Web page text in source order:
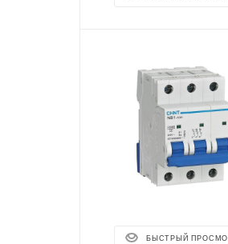
БЫСТРЫЙ